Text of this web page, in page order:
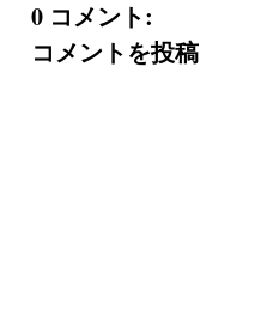
0 コメント:
コメントを投稿